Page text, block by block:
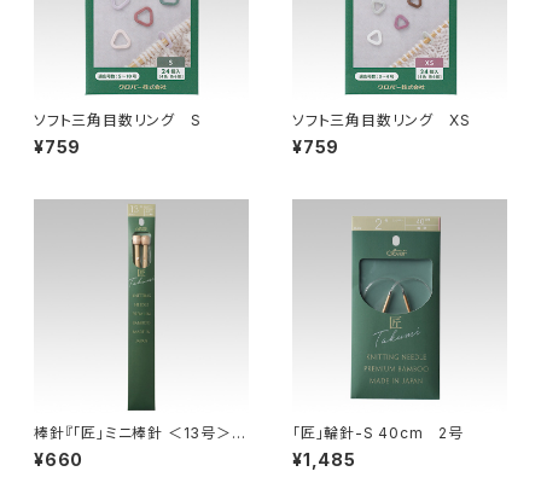
ソフト三角目数リング S
¥759
ソフト三角目数リング XS
¥759
棒針『「匠」ミニ棒針 ＜13号＞』
Clover クロバー
¥660
「匠」輪針-S 40cm 2号
¥1,485